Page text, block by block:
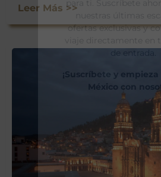
Leer Más >>nuestras últimas
ofertas exclusivas y
de entrada.
¡Suscríbete y empieza
México con